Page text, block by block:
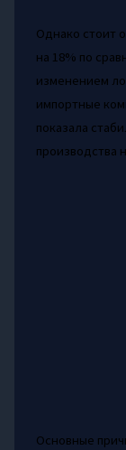
Однако стоит
на 18% по
изменением
импортные
показала
производства
Основные